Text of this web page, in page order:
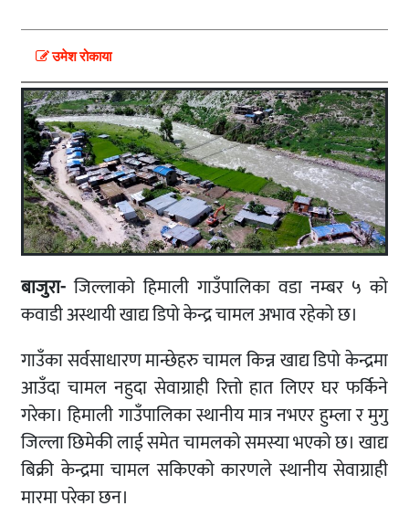
उमेश रोकाया
बाजुरा- जिल्लाको हिमाली गाउँपालिका वडा नम्बर ५ को
कवाडी अस्थायी खाद्य डिपो केन्द्र चामल अभाव रहेको छ।
गाउँका सर्वसाधारण मान्छेहरु चामल किन्न खाद्य डिपो केन्द्रमा
आउँदा चामल नहुदा सेवाग्राही रित्तो हात लिएर घर फर्किने
गरेका। हिमाली गाउँपालिका स्थानीय मात्र नभएर हुम्ला र मुगु
जिल्ला छिमेकी लाई समेत चामलको समस्या भएको छ। खाद्य
बिक्री केन्द्रमा चामल सकिएको कारणले स्थानीय सेवाग्राही
मारमा परेका छन।